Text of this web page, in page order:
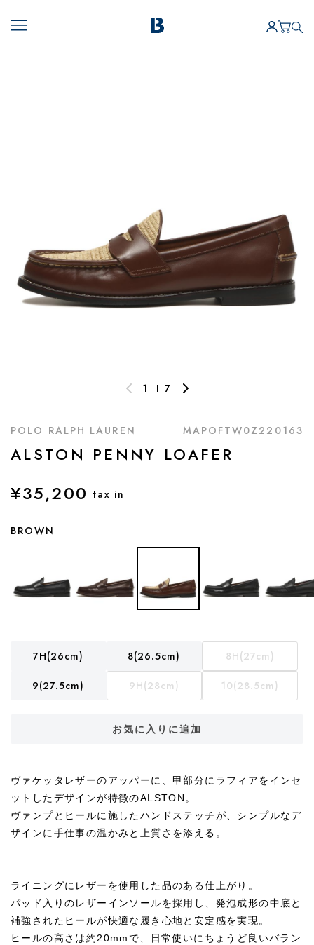
1 7
POLO RALPH LAUREN MAPOFTW0Z220163
ALSTON PENNY LOAFER
¥35,200 tax in
BROWN
7H(26cm) 8(26.5cm) 8H(27cm)
9(27.5cm) 9H(28cm) 10(28.5cm)
お気に入りに追加
ヴァケッタレザーのアッパーに、甲部分にラフィアをインセ
ットしたデザインが特徴のALSTON。
ヴァンプとヒールに施したハンドステッチが、シンプルなデ
ザインに手仕事の温かみと上質さを添える。
ライニングにレザーを使用した品のある仕上がり。
パッド入りのレザーインソールを採用し、発泡成形の中底と
補強されたヒールが快適な履き心地と安定感を実現。
ヒールの高さは約20mmで、日常使いにちょうど良いバラン